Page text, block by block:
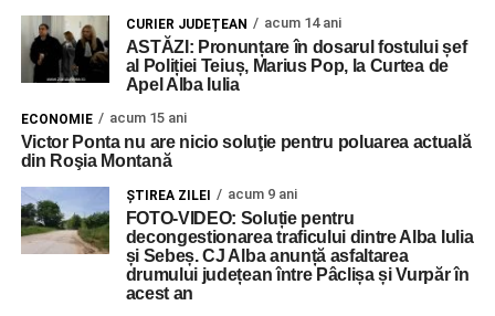
CURIER JUDEȚEAN acum 14 ani
ASTĂZI: Pronunțare în dosarul fostului șef
al Poliției Teiuș, Marius Pop, la Curtea de
Apel Alba Iulia
ECONOMIE acum 15 ani
Victor Ponta nu are nicio soluţie pentru poluarea actuală
din Roşia Montană
ŞTIREA ZILEI acum 9 ani
FOTO-VIDEO: Soluție pentru
decongestionarea traficului dintre Alba Iulia
și Sebeș. CJ Alba anunță asfaltarea
drumului județean între Pâclișa și Vurpăr în
acest an